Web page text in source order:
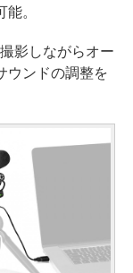
。
影しながらオー
ウンドの調整を